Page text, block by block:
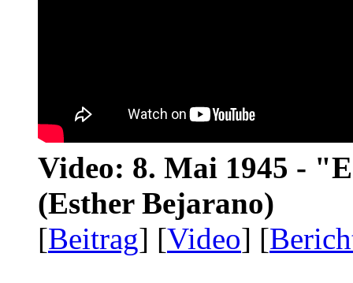
Video: 8. Mai 1945 -
(Esther Bejarano)
[Beitrag] [Video] [